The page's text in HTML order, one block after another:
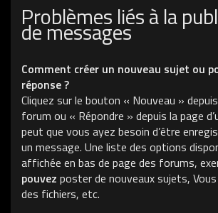
Problèmes liés à la
de messages
Comment créer un nouveau sujet ou
réponse ?
Cliquez sur le bouton « Nouveau » depuis
forum ou « Répondre » depuis la page
peut que vous ayez besoin d’être
un message. Une liste des options
affichée en bas de page des forums,
pouvez poster de nouveaux sujets, Vous
des fichiers, etc.